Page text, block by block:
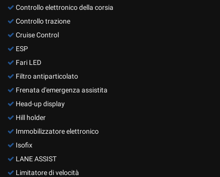
Controllo elettronico della corsia
Controllo trazione
Cruise Control
ESP
Fari LED
Filtro antiparticolato
Frenata d'emergenza assistita
Head-up display
Hill holder
Immobilizzatore elettronico
Isofix
LANE ASSIST
Limitatore di velocità